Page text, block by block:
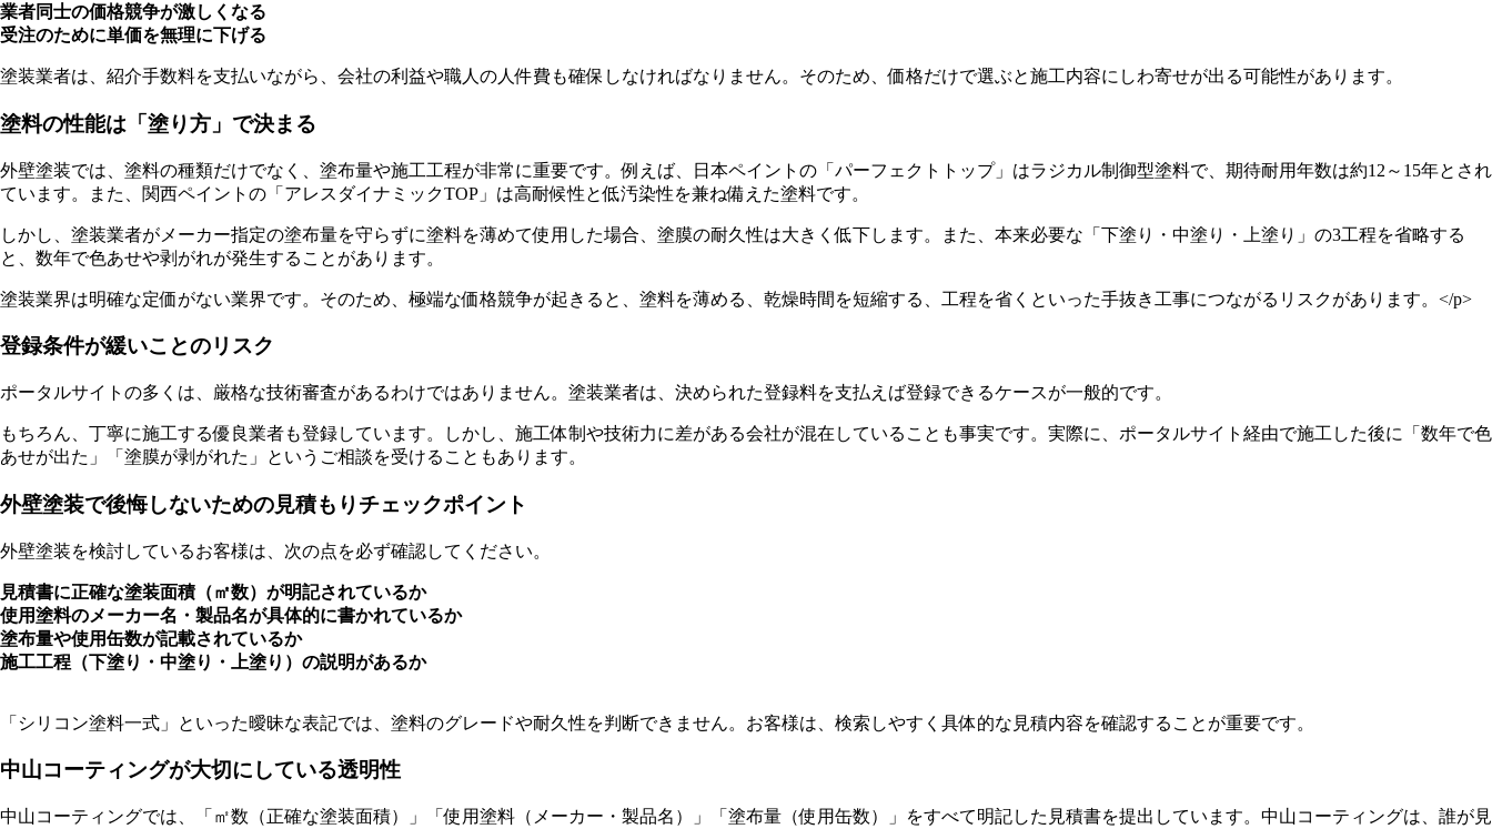
業者同士の価格競争が激しくなる
受注のために単価を無理に下げる
塗装業者は、紹介手数料を支払いながら、会社の利益や職人の人件費も確保しなければなりません。そのため、価格だけで選ぶと施工内容にしわ寄せが出る可能性があります。
塗料の性能は「塗り方」で決まる
外壁塗装では、塗料の種類だけでなく、塗布量や施工工程が非常に重要です。例えば、日本ペイントの「パーフェクトトップ」はラジカル制御型塗料で、期待耐用年数は約12～15年とされ
ています。また、関西ペイントの「アレスダイナミックTOP」は高耐候性と低汚染性を兼ね備えた塗料です。
しかし、塗装業者がメーカー指定の塗布量を守らずに塗料を薄めて使用した場合、塗膜の耐久性は大きく低下します。また、本来必要な「下塗り・中塗り・上塗り」の3工程を省略する
と、数年で色あせや剥がれが発生することがあります。
塗装業界は明確な定価がない業界です。そのため、極端な価格競争が起きると、塗料を薄める、乾燥時間を短縮する、工程を省くといった手抜き工事につながるリスクがあります。</p>
登録条件が緩いことのリスク
ポータルサイトの多くは、厳格な技術審査があるわけではありません。塗装業者は、決められた登録料を支払えば登録できるケースが一般的です。
もちろん、丁寧に施工する優良業者も登録しています。しかし、施工体制や技術力に差がある会社が混在していることも事実です。実際に、ポータルサイト経由で施工した後に「数年で色
あせが出た」「塗膜が剥がれた」というご相談を受けることもあります。
外壁塗装で後悔しないための見積もりチェックポイント
外壁塗装を検討しているお客様は、次の点を必ず確認してください。
見積書に正確な塗装面積（㎡数）が明記されているか
使用塗料のメーカー名・製品名が具体的に書かれているか
塗布量や使用缶数が記載されているか
施工工程（下塗り・中塗り・上塗り）の説明があるか
「シリコン塗料一式」といった曖昧な表記では、塗料のグレードや耐久性を判断できません。お客様は、検索しやすく具体的な見積内容を確認することが重要です。
中山コーティングが大切にしている透明性
中山コーティングでは、「㎡数（正確な塗装面積）」「使用塗料（メーカー・製品名）」「塗布量（使用缶数）」をすべて明記した見積書を提出しています。中山コーティングは、誰が見